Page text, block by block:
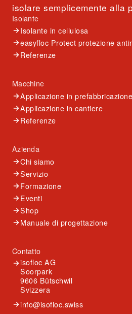
isolare semplicemente alla
Isolante
Isolante in cellulosa
easyfloc Protect protezione
Referenze
Macchine
Applicazione in prefabbricazione
Applicazione in cantiere
Referenze
Azienda
Chi siamo
Servizio
Formazione
Eventi
Shop
Manuale di progettazione
Contatto
isofloc AG
Soorpark
9606 Bütschwil
Svizzera
info@isofloc.swiss